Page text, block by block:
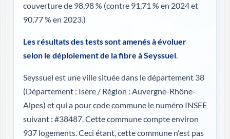
couverture de 98,98 % (contre 91,71 % en 2024 et
90,77 % en 2023.)
Les résultats des tests sont amenés à évoluer
selon le déploiement de la fibre à Seyssuel.
Seyssuel est une ville située dans le département 38
(Département : Isère / Région : Auvergne-Rhône-
Alpes) et qui a pour code commune le numéro INSEE
suivant : #38487. Cette commune compte environ
937 logements. Ceci étant, cette commune n'est pas